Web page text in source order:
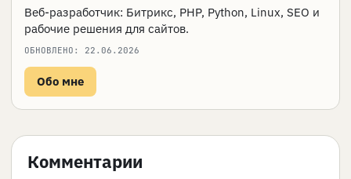
Веб-разработчик: Битрикс, PHP, Python, Linux, SEO и
рабочие решения для сайтов.
ОБНОВЛЕНО: 22.06.2026
Обо мне
Комментарии